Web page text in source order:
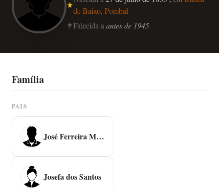
de Baixo, Pombal
Falecida a antes de 1945
Família
PAIS
José Ferreira Maço
Josefa dos Santos